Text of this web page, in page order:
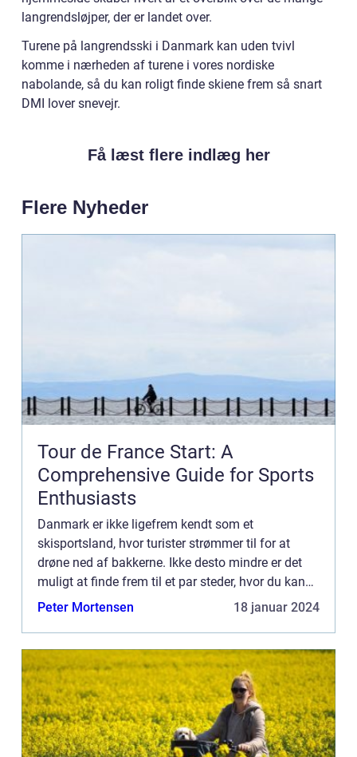
langrendsløjper, der er landet over.
Turene på langrendsski i Danmark kan uden tvivl
komme i nærheden af turene i vores nordiske
nabolande, så du kan roligt finde skiene frem så snart
DMI lover snevejr.
Få læst flere indlæg her
Flere Nyheder
Tour de France Start: A
Comprehensive Guide for Sports
Enthusiasts
Danmark er ikke ligefrem kendt som et
skisportsland, hvor turister strømmer til for at
drøne ned af bakkerne. Ikke desto mindre er det
muligt at finde frem til et par steder, hvor du kan
få alpine fornemmelser, hvis du ikke har ti...
Peter Mortensen 18 januar 2024